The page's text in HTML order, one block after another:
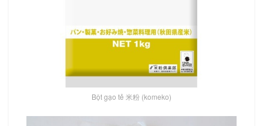
Bột gạo tẻ 米粉 (komeko)